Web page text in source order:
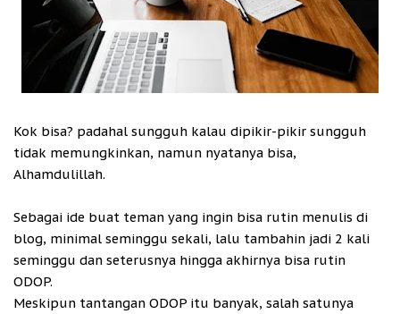
Kok bisa? padahal sungguh kalau dipikir-pikir sungguh
tidak memungkinkan, namun nyatanya bisa,
Alhamdulillah.
Sebagai ide buat teman yang ingin bisa rutin menulis di
blog, minimal seminggu sekali, lalu tambahin jadi 2 kali
seminggu dan seterusnya hingga akhirnya bisa rutin
ODOP.
Meskipun tantangan ODOP itu banyak, salah satunya